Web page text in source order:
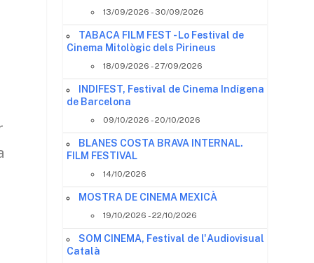
13/09/2026 - 30/09/2026
TABACA FILM FEST - Lo Festival de
Cinema Mitològic dels Pirineus
18/09/2026 - 27/09/2026
INDIFEST, Festival de Cinema Indígena
de Barcelona
09/10/2026 - 20/10/2026
BLANES COSTA BRAVA INTERNAL.
FILM FESTIVAL
14/10/2026
MOSTRA DE CINEMA MEXICÀ
19/10/2026 - 22/10/2026
SOM CINEMA, Festival de l'Audiovisual
Català